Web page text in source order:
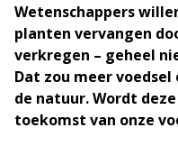
Wetenschappers
planten vervangen
verkregen – geheel
Dat zou meer
de natuur. Wordt
toekomst van onze